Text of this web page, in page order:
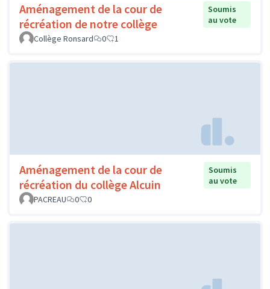
Aménagement de la cour de
récréation de notre collège
Soumis
au vote
Collège Ronsard
0 1
Aménagement de la cour de
récréation du collège Alcuin
Soumis
au vote
PACREAU
0 0